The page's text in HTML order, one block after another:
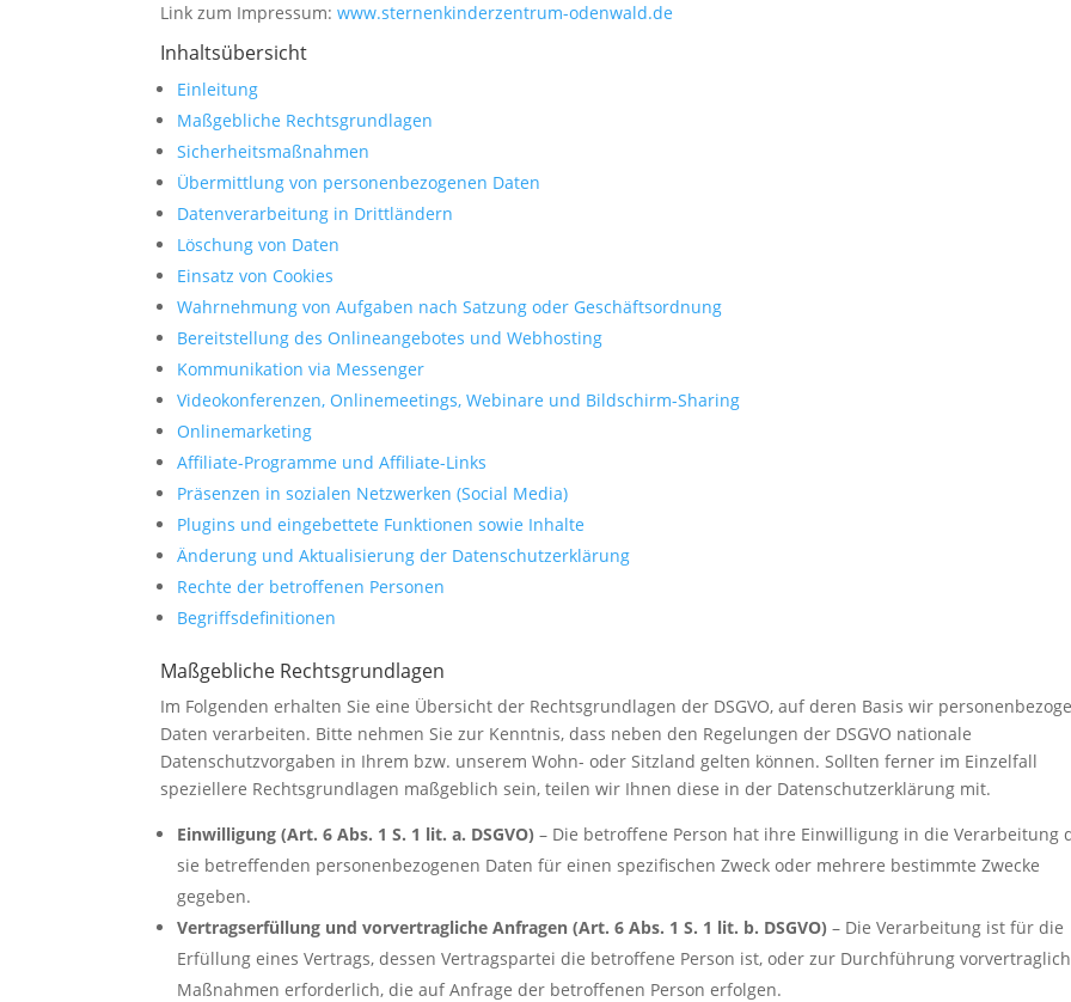
Link zum Impressum:www.sternenkinderzentrum-odenwald.de
Inhaltsübersicht
Einleitung
Maßgebliche Rechtsgrundlagen
Sicherheitsmaßnahmen
Übermittlung von personenbezogenen Daten
Datenverarbeitung in Drittländern
Löschung von Daten
Einsatz von Cookies
Wahrnehmung von Aufgaben nach Satzung oder Geschäftsordnung
Bereitstellung des Onlineangebotes und Webhosting
Kommunikation via Messenger
Videokonferenzen, Onlinemeetings, Webinare und Bildschirm-Sharing
Onlinemarketing
Affiliate-Programme und Affiliate-Links
Präsenzen in sozialen Netzwerken (Social Media)
Plugins und eingebettete Funktionen sowie Inhalte
Änderung und Aktualisierung der Datenschutzerklärung
Rechte der betroffenen Personen
Begriffsdefinitionen
Maßgebliche Rechtsgrundlagen
Im Folgenden erhalten Sie eine Übersicht der Rechtsgrundlagen der DSGVO, auf deren Basis wir
Daten verarbeiten. Bitte nehmen Sie zur Kenntnis, dass neben den Regelungen der DSGVO nationale
Datenschutzvorgaben in Ihrem bzw. unserem Wohn- oder Sitzland gelten können. Sollten ferner im Einzelfall
speziellere Rechtsgrundlagen maßgeblich sein, teilen wir Ihnen diese in der Datenschutzerklärung mit.
Einwilligung (Art. 6 Abs. 1 S. 1 lit. a. DSGVO) – Die betroffene Person hat ihre Einwilligung in die Verarbeitung
sie betreffenden personenbezogenen Daten für einen spezifischen Zweck oder mehrere bestimmte Zwecke
gegeben.
Vertragserfüllung und vorvertragliche Anfragen (Art. 6 Abs. 1 S. 1 lit. b. DSGVO) – Die Verarbeitung ist für die
Erfüllung eines Vertrags, dessen Vertragspartei die betroffene Person ist, oder zur Durchführung
Maßnahmen erforderlich, die auf Anfrage der betroffenen Person erfolgen.